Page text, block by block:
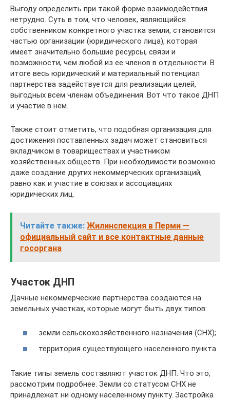
Выгоду определить при такой форме взаимодействия
нетрудно. Суть в том, что человек, являющийся
собственником конкретного участка земли, становится
частью организации (юридического лица), которая
имеет значительно большие ресурсы, связи и
возможности, чем любой из ее членов в отдельности. В
итоге весь юридический и материальный потенциал
партнерства задействуется для реализации целей,
выгодных всем членам объединения. Вот что такое ДНП
и участие в нем.
Также стоит отметить, что подобная организация для
достижения поставленных задач может становиться
вкладчиком в товариществах и участником
хозяйственных обществ. При необходимости возможно
даже создание других некоммерческих организаций,
равно как и участие в союзах и ассоциациях
юридических лиц.
Читайте также: Жилинспекция в Перми —
официальный сайт и все контактные данные
госоргана
Участок ДНП
Дачные некоммерческие партнерства создаются на
земельных участках, которые могут быть двух типов:
земли сельскохозяйственного назначения (СНХ);
территория существующего населенного пункта.
Такие типы земель составляют участок ДНП. Что это,
рассмотрим подробнее. Земли со статусом СНХ не
принадлежат ни одному населенному пункту. Застройка